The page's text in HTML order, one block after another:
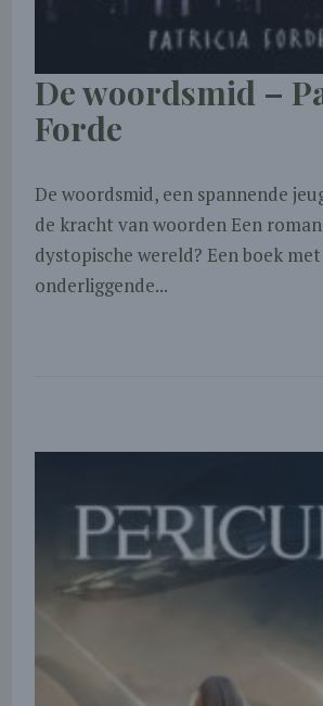
De woordsmid –
Forde
De woordsmid, een spannende
de kracht van woorden Een
dystopische wereld? Een boek met
onderliggende...